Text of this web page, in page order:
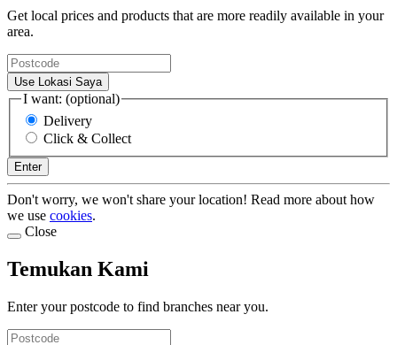
Get local prices and products that are more readily available in your
area.
Use Lokasi Saya
I want: (optional)
Delivery
Click & Collect
Enter
Don't worry, we won't share your location! Read more about how
we use cookies.
Close
Temukan Kami
Enter your postcode to find branches near you.